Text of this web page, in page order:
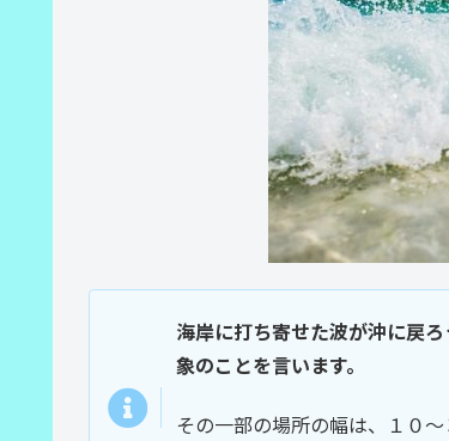
海岸に打ち寄せた波が沖に戻
象のことを言います。
その一部の場所の幅は、１０